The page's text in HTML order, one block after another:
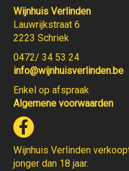
Wijnhuis Verlinden
Lauwrijkstraat 6
2223 Schriek
0472/ 34 53 24
info@wijnhuisverlinden.be
Enkel op afspraak
Algemene voorwaarden
Wijnhuis Verlinden
jonger dan 18 jaar.